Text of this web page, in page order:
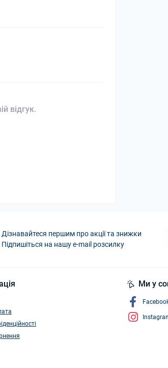
відгук.
Дізнавайтеся першим про акції та знижки
Підпишіться на нашу e-mail розсилку
Ми у